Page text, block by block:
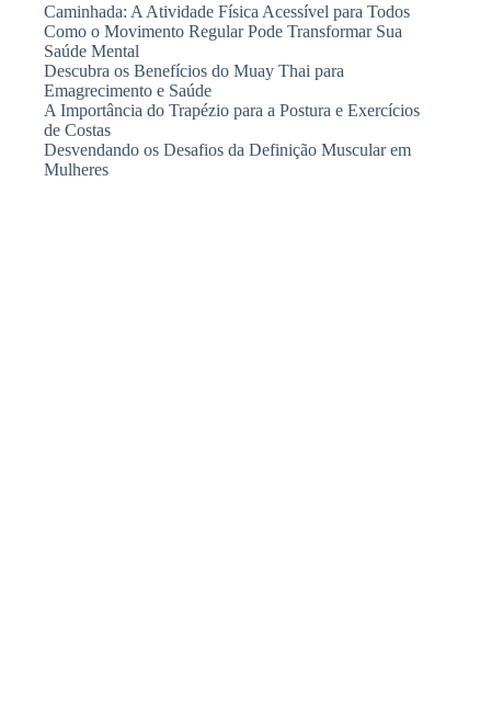
Caminhada: A Atividade Física Acessível para Todos
Como o Movimento Regular Pode Transformar Sua
Saúde Mental
Descubra os Benefícios do Muay Thai para
Emagrecimento e Saúde
A Importância do Trapézio para a Postura e Exercícios
de Costas
Desvendando os Desafios da Definição Muscular em
Mulheres